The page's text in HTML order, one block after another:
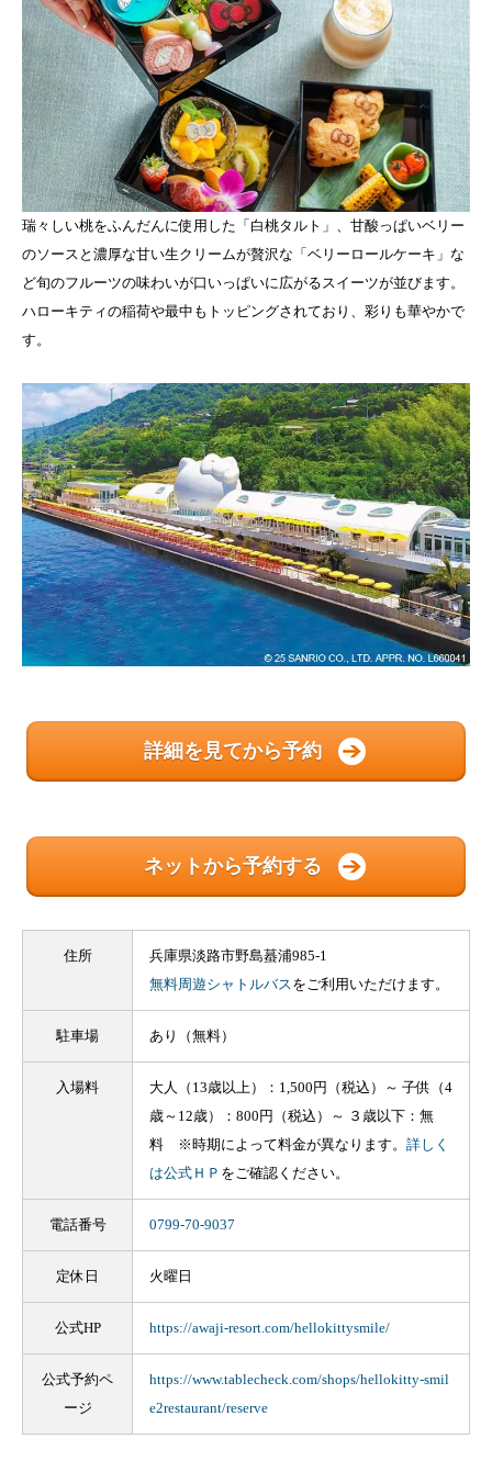
瑞々しい桃をふんだんに使用した「白桃タルト」、甘酸っぱいベリー
のソースと濃厚な甘い生クリームが贅沢な「ベリーロールケーキ」な
ど旬のフルーツの味わいが口いっぱいに広がるスイーツが並びます。
ハローキティの稲荷や最中もトッピングされており、彩りも華やかで
す。
詳細を見てから予約
ネットから予約する
住所
兵庫県淡路市野島蟇浦985-1
無料周遊シャトルバス をご利用いただけます。
駐車場 あり（無料）
入場料
大人（13歳以上）：1,500円（税込）～ 子供（4
歳～12歳）：800円（税込）～ ３歳以下：無
料 ※時期によって料金が異なります。 詳しく
は公式ＨＰ をご確認ください。
電話番号 0799-70-9037
定休日 火曜日
公式HP https://awaji-resort.com/hellokittysmile/
公式予約ペ
ージ
https://www.tablecheck.com/shops/hellokitty-smil
e2restaurant/reserve